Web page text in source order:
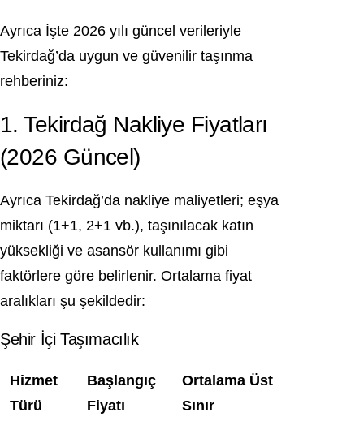
Ayrıca İşte 2026 yılı güncel verileriyle
Tekirdağ’da uygun ve güvenilir taşınma
rehberiniz:
1. Tekirdağ Nakliye Fiyatları
(2026 Güncel)
Ayrıca Tekirdağ’da nakliye maliyetleri; eşya
miktarı (1+1, 2+1 vb.), taşınılacak katın
yüksekliği ve asansör kullanımı gibi
faktörlere göre belirlenir. Ortalama fiyat
aralıkları şu şekildedir:
Şehir İçi Taşımacılık
Hizmet
Türü
Başlangıç
Fiyatı
Ortalama Üst
Sınır